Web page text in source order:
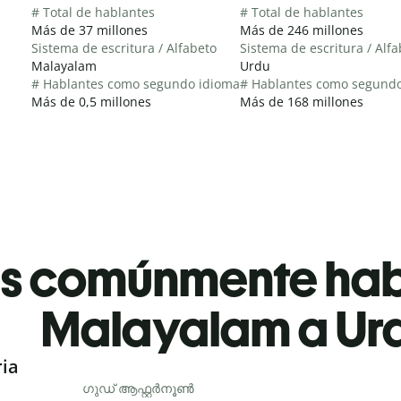
# Total de hablantes
Más de 37 millones
Sistema de escritura / Alfabeto
Malayalam
# Hablantes como segundo idioma
Más de 0,5 millones
# Total de hablantes
Más de 246 millones
Sistema de escritura /
Urdu
# Hablantes como
Más de 168 millones
comúnmente
Malayalam a
ഗുഡ് ആഫ്റ്റർനൂൺ